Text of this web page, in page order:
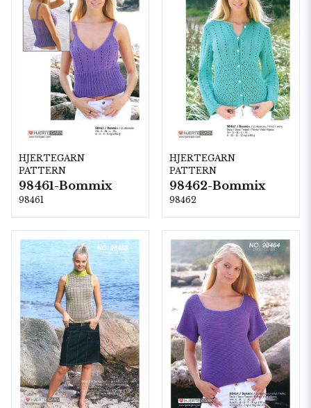
HJERTEGARN
PATTERN
98461-Bommix
98461
HJERTEGARN
PATTERN
98462-Bommix
98462